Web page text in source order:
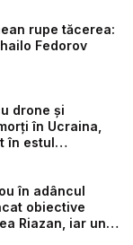
rupe tăcerea:
Fedorov
drone și
în Ucraina,
în estul
în adâncul
obiective
Riazan, iar un